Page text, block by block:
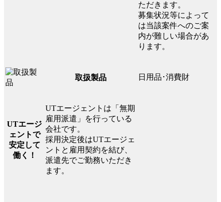
ただきます。
募集状況等によって
は当該案件へのご案
内が難しい場合があ
ります。
取扱製品 日用品･消費財
UTエージ
ェントで
安定して
働く！
UTエージェントは「無期
雇用派遣」を行っている
会社です。
採用決定後はUTエージェ
ントと雇用契約を結び、
派遣先でご勤務いただき
ます。